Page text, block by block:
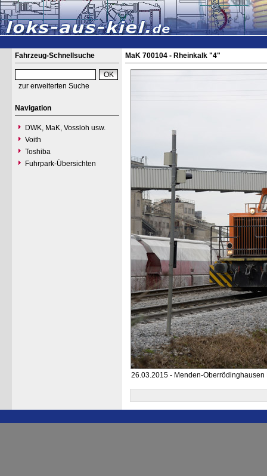
Fahrzeug-Schnellsuche
zur erweiterten Suche
Navigation
DWK, MaK, Vossloh usw.
Voith
Toshiba
Fuhrpark-Übersichten
MaK 700104 - Rheinkalk "4"
26.03.2015 - Menden-Oberrödinghausen